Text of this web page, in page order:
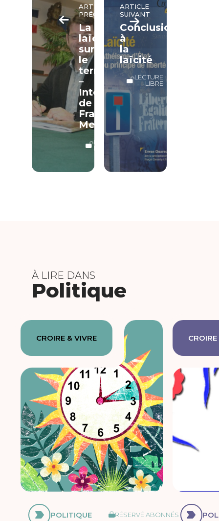
ARTICLE
PRÉCÉDENT
La
laïcité
sur
le
terrain
–
Interview
de
Franck
Meyer
LECTURE
LIBRE
ARTICLE
SUIVANT
Conclusion
à
la
laïcité
LECTURE
LIBRE
À LIRE DANS
Politique
CROIRE & VIVRE
POLITIQUE RÉSERVÉ ABONNÉS